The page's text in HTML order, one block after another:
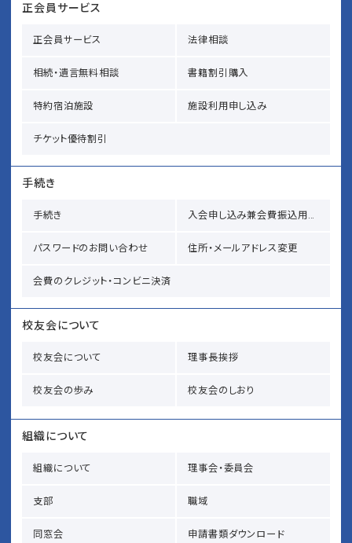
正会員サービス
正会員サービス 法律相談
相続・遺言無料相談 書籍割引購入
特約宿泊施設 施設利用申し込み
チケット優待割引
手続き
手続き 入会申し込み兼会費振込用紙請求
パスワードのお問い合わせ 住所・メールアドレス変更
会費のクレジット・コンビニ決済
校友会について
校友会について 理事長挨拶
校友会の歩み 校友会のしおり
組織について
組織について 理事会・委員会
支部 職域
同窓会 申請書類ダウンロード